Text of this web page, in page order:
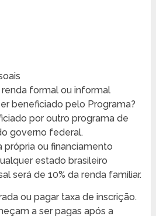
formal ou informal
beneficiado pelo Programa?
por outro programa de
governo federal.
própria ou financiamento
estado brasileiro
será de 10% da renda familiar.
ou pagar taxa de inscrição.
a ser pagas após a